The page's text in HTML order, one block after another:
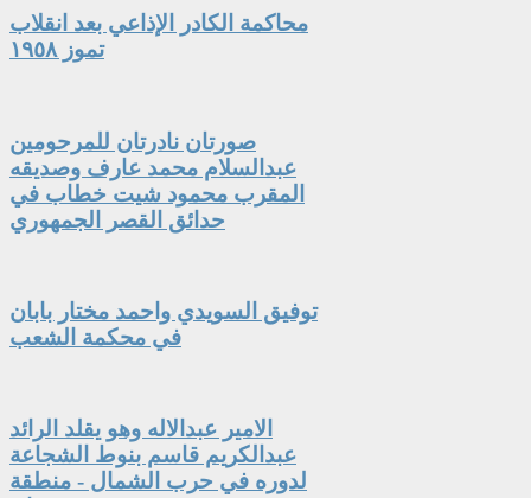
محاكمة الكادر الإذاعي بعد انقلاب
تموز ١٩٥٨
صورتان نادرتان للمرحومين
عبدالسلام محمد عارف وصديقه
المقرب محمود شيت خطاب في
حدائق القصر الجمهوري
توفيق السويدي واحمد مختار بابان
في محكمة الشعب
الامير عبدالاله وهو يقلد الرائد
عبدالكريم قاسم بنوط الشجاعة
لدوره في حرب الشمال - منطقة